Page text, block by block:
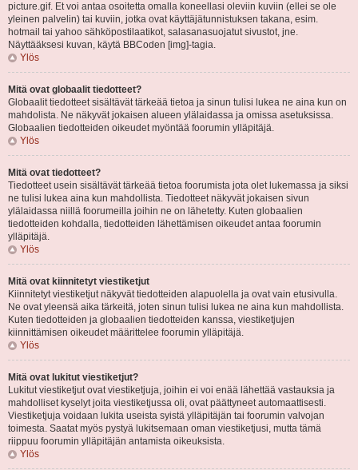
picture.gif. Et voi antaa osoitetta omalla koneellasi oleviin kuviin (ellei se ole
yleinen palvelin) tai kuviin, jotka ovat käyttäjätunnistuksen takana, esim.
hotmail tai yahoo sähköpostilaatikot, salasanasuojatut sivustot, jne.
Näyttääksesi kuvan, käytä BBCoden [img]-tagia.
Ylös
Mitä ovat globaalit tiedotteet?
Globaalit tiedotteet sisältävät tärkeää tietoa ja sinun tulisi lukea ne aina kun on
mahdolista. Ne näkyvät jokaisen alueen ylälaidassa ja omissa asetuksissa.
Globaalien tiedotteiden oikeudet myöntää foorumin ylläpitäjä.
Ylös
Mitä ovat tiedotteet?
Tiedotteet usein sisältävät tärkeää tietoa foorumista jota olet lukemassa ja siksi
ne tulisi lukea aina kun mahdollista. Tiedotteet näkyvät jokaisen sivun
ylälaidassa niillä foorumeilla joihin ne on lähetetty. Kuten globaalien
tiedotteiden kohdalla, tiedotteiden lähettämisen oikeudet antaa foorumin
ylläpitäjä.
Ylös
Mitä ovat kiinnitetyt viestiketjut
Kiinnitetyt viestiketjut näkyvät tiedotteiden alapuolella ja ovat vain etusivulla.
Ne ovat yleensä aika tärkeitä, joten sinun tulisi lukea ne aina kun mahdollista.
Kuten tiedotteiden ja globaalien tiedotteiden kanssa, viestiketjujen
kiinnittämisen oikeudet määrittelee foorumin ylläpitäjä.
Ylös
Mitä ovat lukitut viestiketjut?
Lukitut viestiketjut ovat viestiketjuja, joihin ei voi enää lähettää vastauksia ja
mahdolliset kyselyt joita viestiketjussa oli, ovat päättyneet automaattisesti.
Viestiketjuja voidaan lukita useista syistä ylläpitäjän tai foorumin valvojan
toimesta. Saatat myös pystyä lukitsemaan oman viestiketjusi, mutta tämä
riippuu foorumin ylläpitäjän antamista oikeuksista.
Ylös